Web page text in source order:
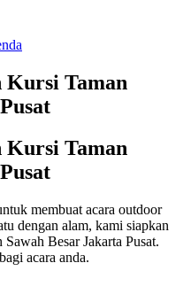
Kursi Taman
Kursi Taman
membuat acara outdoor
dengan alam, kami siapkan
Besar Jakarta Pusat.
acara anda.